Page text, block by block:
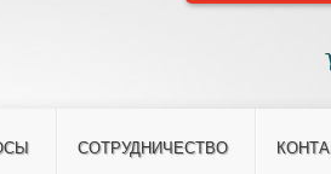
СОТРУДНИЧЕСТВО